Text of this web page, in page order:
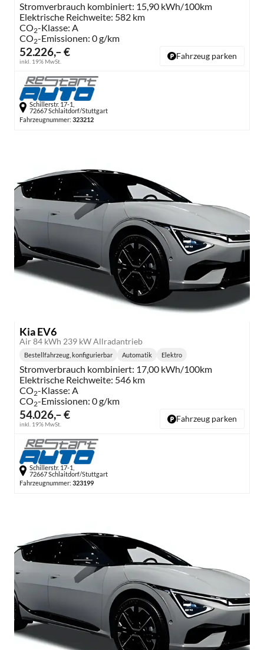
52.226,– €
inkl. 19% MwSt.
Stromverbrauch kombiniert: 15,90 kWh/100km
Elektrische Reichweite: 582 km
CO2-Klasse: A
CO2-Emissionen: 0 g/km
Fahrzeug parken
Schillerstr. 17-1,
72667 Schlaitdorf/Stuttgart
Fahrzeugnummer: 323212
Kia EV6
Air 84 kWh 239 kW Allradantrieb
54.026,– €
inkl. 19% MwSt.
Bestellfahrzeug, konfigurierbar Automatik Elektro
Stromverbrauch kombiniert: 17,00 kWh/100km
Elektrische Reichweite: 546 km
CO2-Klasse: A
CO2-Emissionen: 0 g/km
Fahrzeug parken
Schillerstr. 17-1,
72667 Schlaitdorf/Stuttgart
Fahrzeugnummer: 323199